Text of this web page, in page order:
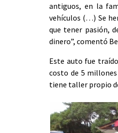
antiguos, en la
vehículos (…) Se
que tener pasión,
dinero”, comentó
Este auto fue
costo de 5
tiene taller propio